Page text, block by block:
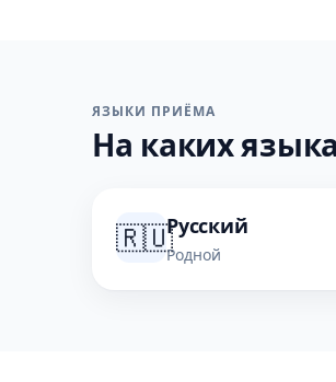
ЯЗЫКИ ПРИЁМА
На каких
🇷🇺Русский
Родной